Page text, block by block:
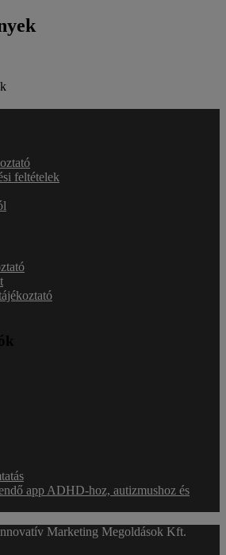
feltételek
app ADHD-hoz, autizmushoz és
Marketing Megoldások Kft.